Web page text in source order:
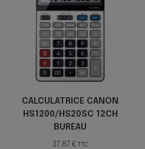
CALCULATRICE CANON
HS1200/HS20SC 12CH
BUREAU
37.87 € TTC